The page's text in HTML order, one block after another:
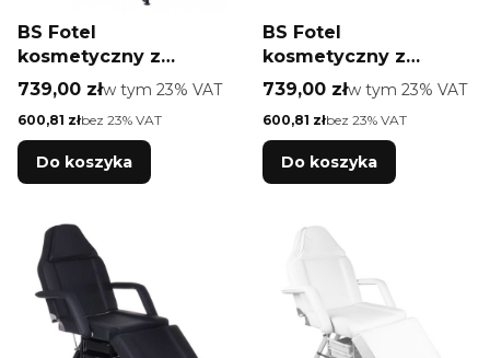
BS Fotel
kosmetyczny z
kuwetami BW-263
czarny
Cena brutto
739,00 złw tym %s VAT
w tym 23% VAT
Cena netto
600,81 złbez 23% VAT
Do koszyka
BS Fotel
kosmetyczny z
kuwetami BW-263
biały
Cena brutto
739,00 złw tym %s VAT
w tym 23% VAT
Cena netto
600,81 złbez 23% VAT
Do koszyka